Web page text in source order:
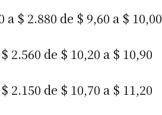
$ 2.880 de $ 9,60 a $ 10,00
2.560 de $ 10,20 a $ 10,90
2.150 de $ 10,70 a $ 11,20